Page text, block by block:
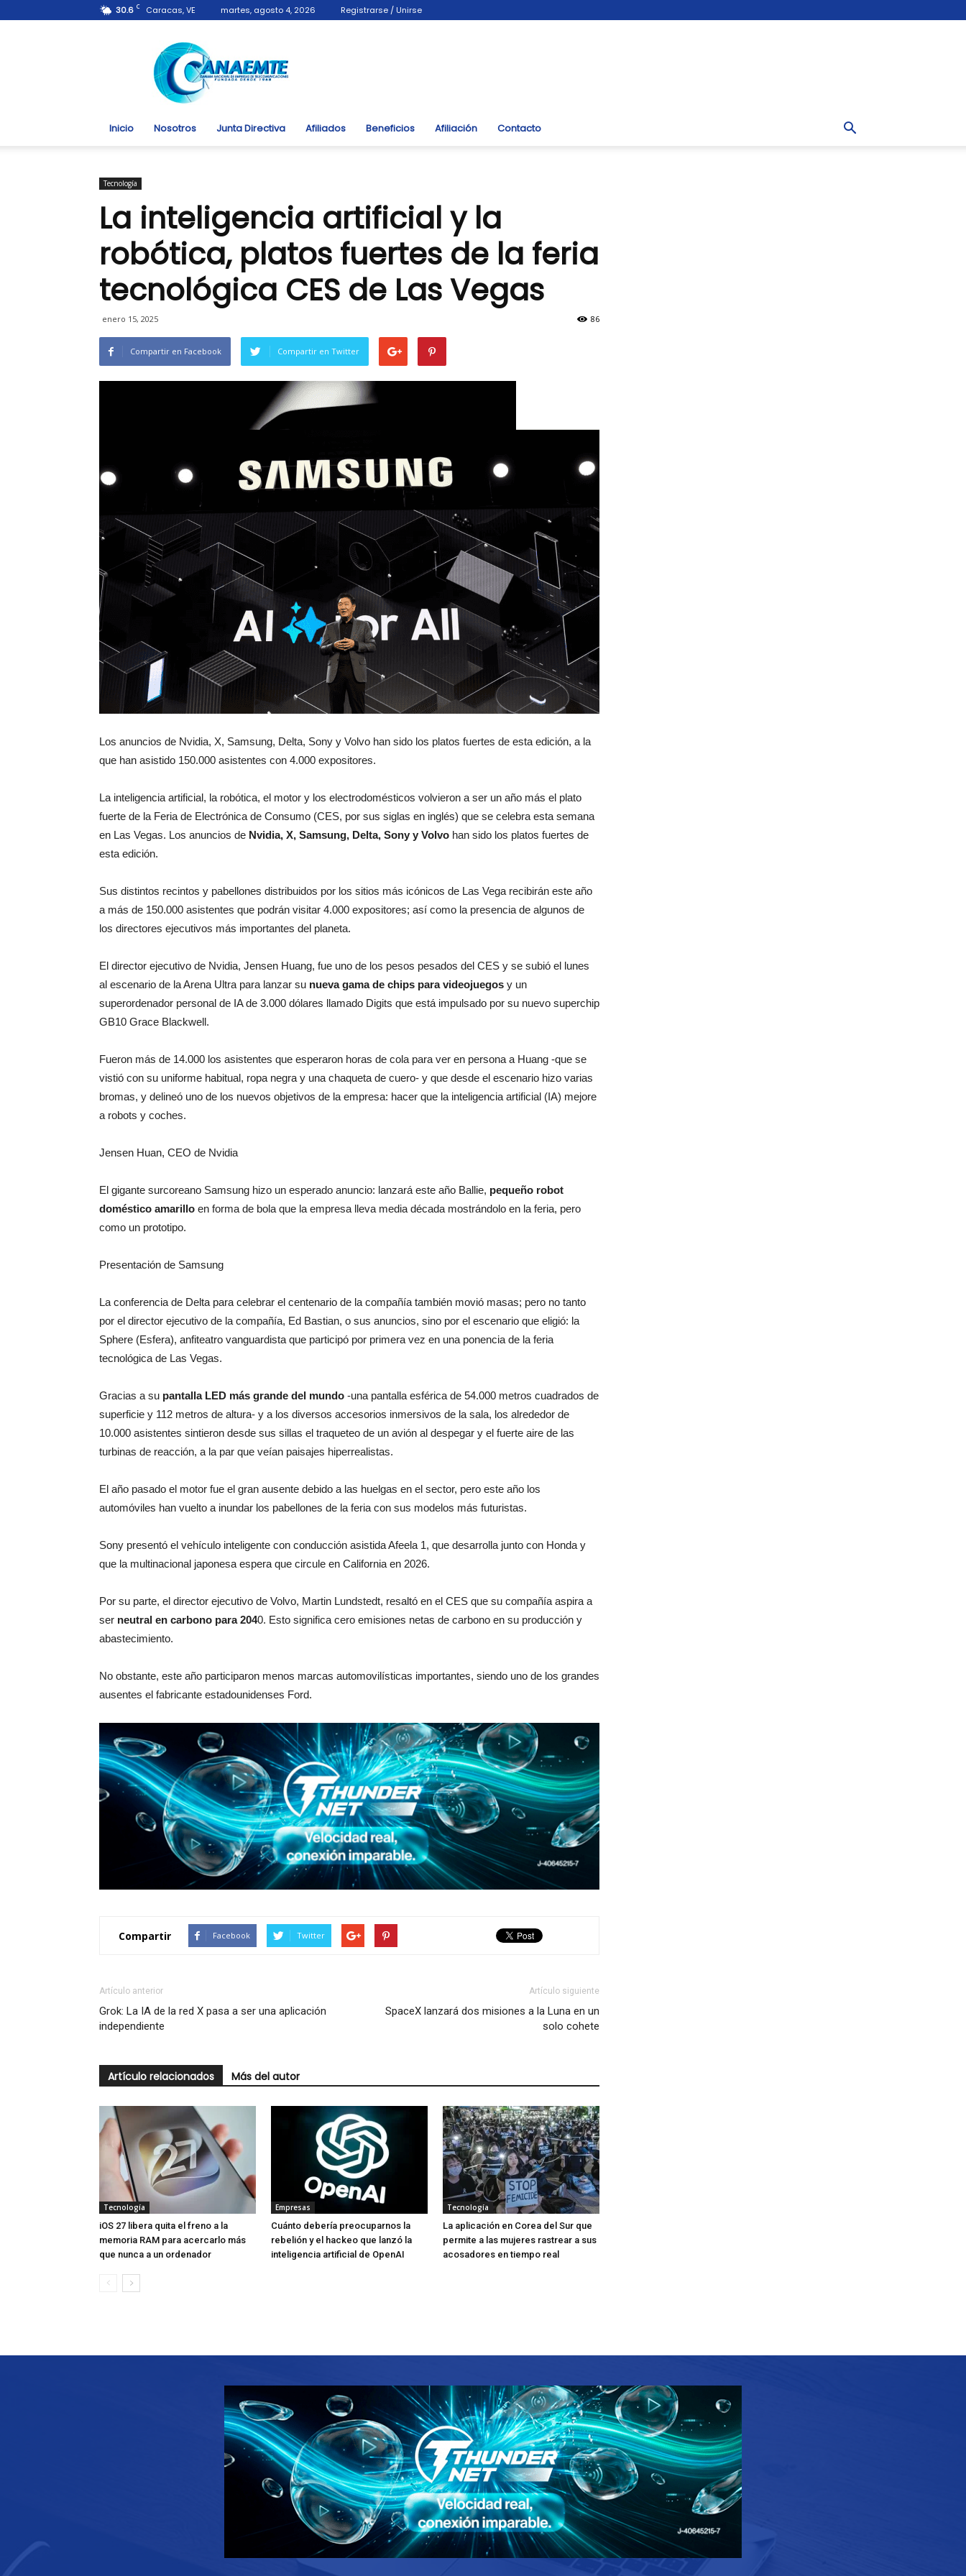
30.6 C Caracas, VE martes, agosto 4, 2026 Registrarse / Unirse
Canaemte.org.ve
Inicio Nosotros Junta Directiva Afiliados Beneficios Afiliación Contacto
Tecnología
La inteligencia artificial y la
robótica, platos fuertes de la feria
tecnológica CES de Las Vegas
enero 15, 2025 86
Compartir en Facebook Compartir en Twitter
Los anuncios de Nvidia, X, Samsung, Delta, Sony y Volvo han sido los platos fuertes de esta edición, a la
que han asistido 150.000 asistentes con 4.000 expositores.
La inteligencia artificial, la robótica, el motor y los electrodomésticos volvieron a ser un año más el plato
fuerte de la Feria de Electrónica de Consumo (CES, por sus siglas en inglés) que se celebra esta semana
en Las Vegas. Los anuncios de Nvidia, X, Samsung, Delta, Sony y Volvo han sido los platos fuertes de
esta edición.
Sus distintos recintos y pabellones distribuidos por los sitios más icónicos de Las Vega recibirán este año
a más de 150.000 asistentes que podrán visitar 4.000 expositores; así como la presencia de algunos de
los directores ejecutivos más importantes del planeta.
El director ejecutivo de Nvidia, Jensen Huang, fue uno de los pesos pesados del CES y se subió el lunes
al escenario de la Arena Ultra para lanzar su nueva gama de chips para videojuegos y un
superordenador personal de IA de 3.000 dólares llamado Digits que está impulsado por su nuevo superchip
GB10 Grace Blackwell.
Fueron más de 14.000 los asistentes que esperaron horas de cola para ver en persona a Huang -que se
vistió con su uniforme habitual, ropa negra y una chaqueta de cuero- y que desde el escenario hizo varias
bromas, y delineó uno de los nuevos objetivos de la empresa: hacer que la inteligencia artificial (IA) mejore
a robots y coches.
Jensen Huan, CEO de Nvidia
El gigante surcoreano Samsung hizo un esperado anuncio: lanzará este año Ballie, pequeño robot
doméstico amarillo en forma de bola que la empresa lleva media década mostrándolo en la feria, pero
como un prototipo.
Presentación de Samsung
La conferencia de Delta para celebrar el centenario de la compañía también movió masas; pero no tanto
por el director ejecutivo de la compañía, Ed Bastian, o sus anuncios, sino por el escenario que eligió: la
Sphere (Esfera), anfiteatro vanguardista que participó por primera vez en una ponencia de la feria
tecnológica de Las Vegas.
Gracias a su pantalla LED más grande del mundo -una pantalla esférica de 54.000 metros cuadrados de
superficie y 112 metros de altura- y a los diversos accesorios inmersivos de la sala, los alrededor de
10.000 asistentes sintieron desde sus sillas el traqueteo de un avión al despegar y el fuerte aire de las
turbinas de reacción, a la par que veían paisajes hiperrealistas.
El año pasado el motor fue el gran ausente debido a las huelgas en el sector, pero este año los
automóviles han vuelto a inundar los pabellones de la feria con sus modelos más futuristas.
Sony presentó el vehículo inteligente con conducción asistida Afeela 1, que desarrolla junto con Honda y
que la multinacional japonesa espera que circule en California en 2026.
Por su parte, el director ejecutivo de Volvo, Martin Lundstedt, resaltó en el CES que su compañía aspira a
ser neutral en carbono para 2040. Esto significa cero emisiones netas de carbono en su producción y
abastecimiento.
No obstante, este año participaron menos marcas automovilísticas importantes, siendo uno de los grandes
ausentes el fabricante estadounidenses Ford.
Compartir Facebook Twitter
Artículo anterior
Grok: La IA de la red X pasa a ser una aplicación
independiente
Artículo siguiente
SpaceX lanzará dos misiones a la Luna en un
solo cohete
Artículo relacionados Más del autor
Tecnología
iOS 27 libera quita el freno a la
memoria RAM para acercarlo más
que nunca a un ordenador
Empresas
Cuánto debería preocuparnos la
rebelión y el hackeo que lanzó la
inteligencia artificial de OpenAI
Tecnología
La aplicación en Corea del Sur que
permite a las mujeres rastrear a sus
acosadores en tiempo real